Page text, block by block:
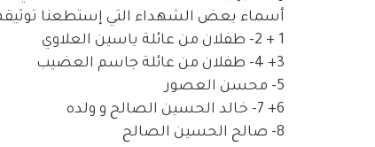
أسماء بعض الشهداء التي إستطعنا
1 + 2- طفلان من عائلة ياسين العلاوي
3+ 4- طفلان من عائلة جاسم العضيب
5- محسن العصور
6+ 7- خالد الحسين الصالح و ولده
8- صالح الحسين الصالح